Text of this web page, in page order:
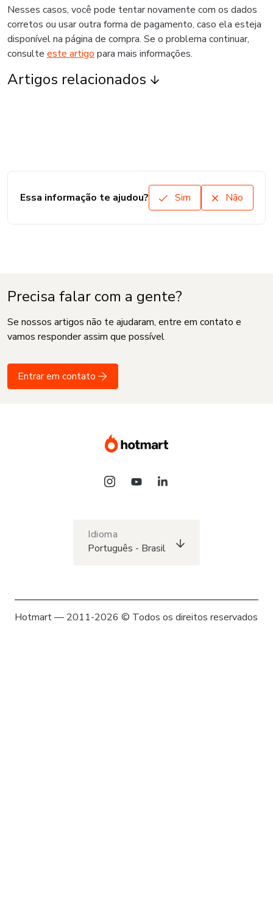
Nesses casos, você pode tentar novamente com os dados
corretos ou usar outra forma de pagamento, caso ela esteja
disponível na página de compra. Se o problema continuar,
consulte este artigo para mais informações.
Artigos relacionados
Essa informação te ajudou? Sim Não
Precisa falar com a gente?
Se nossos artigos não te ajudaram, entre em contato e
vamos responder assim que possível
Entrar em contato
Idioma
Português - Brasil
Hotmart — 2011-2026 © Todos os direitos reservados